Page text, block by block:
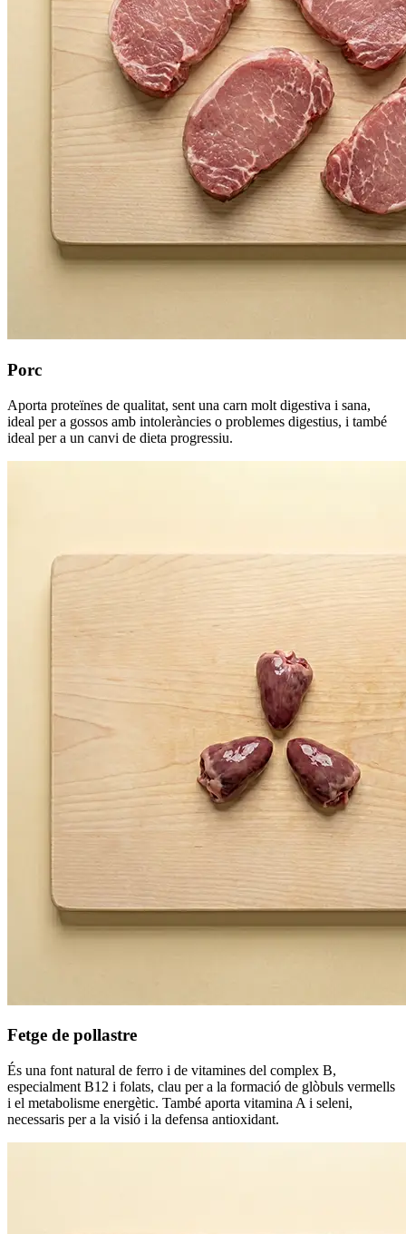
Porc
Aporta proteïnes de qualitat, sent una carn molt digestiva i sana,
ideal per a gossos amb intoleràncies o problemes digestius, i també
ideal per a un canvi de dieta progressiu.
Fetge de pollastre
És una font natural de ferro i de vitamines del complex B,
especialment B12 i folats, clau per a la formació de glòbuls vermells
i el metabolisme energètic. També aporta vitamina A i seleni,
necessaris per a la visió i la defensa antioxidant.